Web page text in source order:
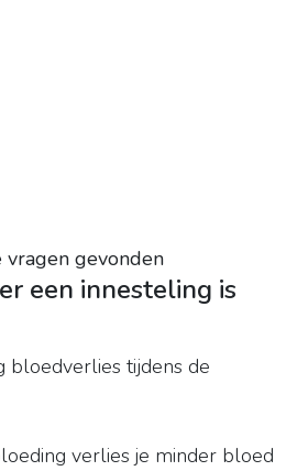
gevonden
een innesteling is
bloedverlies tijdens de
verlies je minder bloed